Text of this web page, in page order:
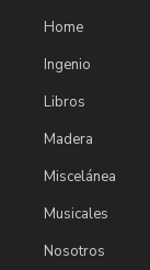
Home
Ingenio
Libros
Madera
Miscelánea
Musicales
Nosotros